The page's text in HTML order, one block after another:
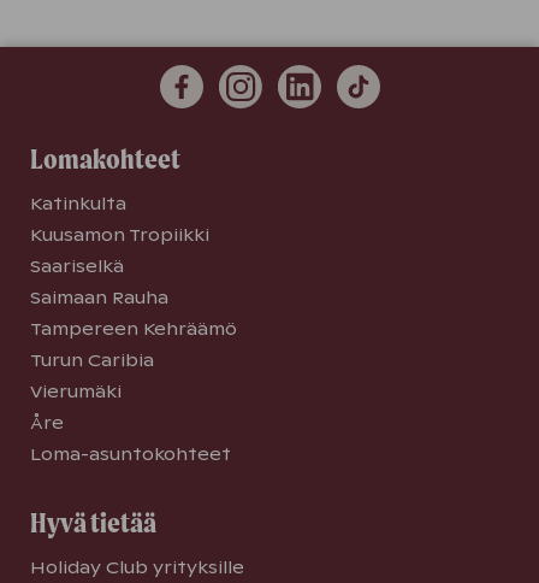
Lomakohteet
Katinkulta
Kuusamon Tropiikki
Saariselkä
Saimaan Rauha
Tampereen Kehräämö
Turun Caribia
Vierumäki
Åre
Loma-asuntokohteet
Hyvä tietää
Holiday Club yrityksille